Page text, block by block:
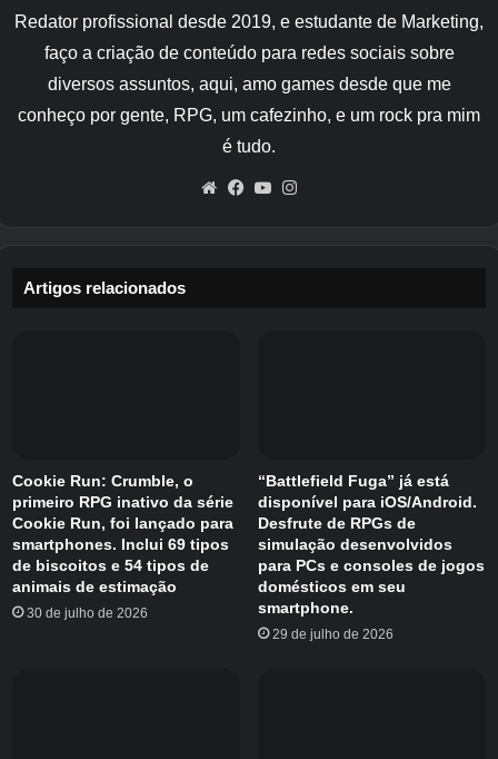
Redator profissional desde 2019, e estudante de Marketing,
faço a criação de conteúdo para redes sociais sobre
diversos assuntos, aqui, amo games desde que me
conheço por gente, RPG, um cafezinho, e um rock pra mim
é tudo.
WebsiteFacebook
YouTube
Artigos relacionados
Cookie Run: Crumble, o
primeiro RPG inativo da série
Cookie Run, foi lançado para
smartphones. Inclui 69 tipos
de biscoitos e 54 tipos de
animais de estimação
30 de julho de 2026
“Battlefield Fuga” já está
disponível para iOS/Android.
Desfrute de RPGs de
simulação desenvolvidos
para PCs e consoles de jogos
domésticos em seu
smartphone.
29 de julho de 2026